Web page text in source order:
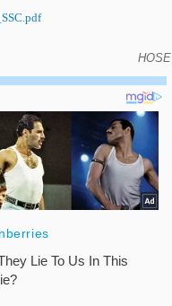
HOSE
quyền do đáo hạn